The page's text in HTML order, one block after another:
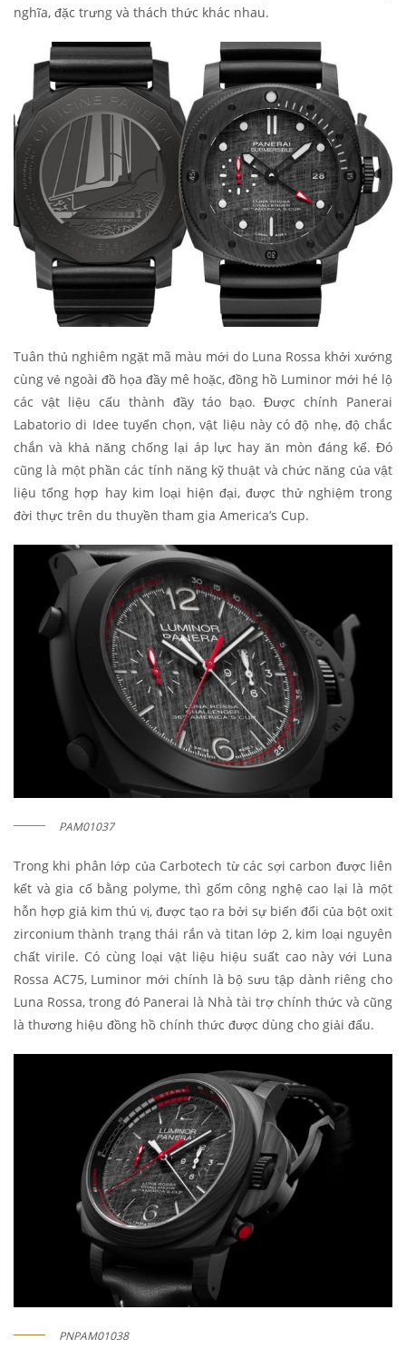
nghĩa, đặc trưng và thách thức khác nhau.
Tuân thủ nghiêm ngặt mã màu mới do Luna Rossa khởi xướng
cùng vẻ ngoài đồ họa đầy mê hoặc, đồng hồ Luminor mới hé lộ
các vật liệu cấu thành đầy táo bạo. Được chính Panerai
Labatorio di Idee tuyển chọn, vật liệu này có độ nhẹ, độ chắc
chắn và khả năng chống lại áp lực hay ăn mòn đáng kể. Đó
cũng là một phần các tính năng kỹ thuật và chức năng của vật
liệu tổng hợp hay kim loại hiện đại, được thử nghiệm trong
đời thực trên du thuyền tham gia America’s Cup.
PAM01037
Trong khi phân lớp của Carbotech từ các sợi carbon được liên
kết và gia cố bằng polyme, thì gốm công nghệ cao lại là một
hỗn hợp giả kim thú vị, được tạo ra bởi sự biến đổi của bột oxit
zirconium thành trạng thái rắn và titan lớp 2, kim loại nguyên
chất virile. Có cùng loại vật liệu hiệu suất cao này với Luna
Rossa AC75, Luminor mới chính là bộ sưu tập dành riêng cho
Luna Rossa, trong đó Panerai là Nhà tài trợ chính thức và cũng
là thương hiệu đồng hồ chính thức được dùng cho giải đấu.
PNPAM01038